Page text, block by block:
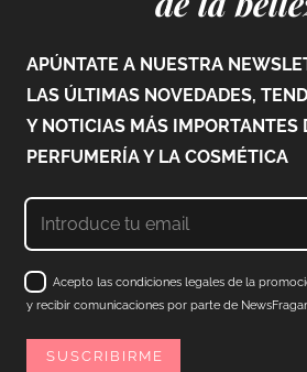
APÚNTATE A NUESTRA
LAS ÚLTIMAS NOVEDADES,
Y NOTICIAS MÁS IMPORTANTES
PERFUMERÍA Y LA COSMÉTICA
Acepto las condiciones legales de la
y recibir comunicaciones por parte de